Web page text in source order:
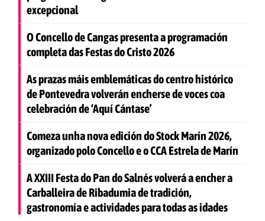
excepcional
O Concello de Cangas presenta a programación
completa das Festas do Cristo 2026
As prazas máis emblemáticas do centro histórico
de Pontevedra volverán encherse de voces coa
celebración de ‘Aquí Cántase’
Comeza unha nova edición do Stock Marín 2026,
organizado polo Concello e o CCA Estrela de Marín
A XXIII Festa do Pan do Salnés volverá a encher a
Carballeira de Ribadumia de tradición,
gastronomía e actividades para todas as idades